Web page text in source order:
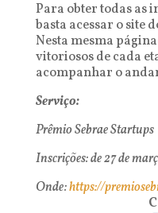
Para obter todas as
basta acessar o site
Nesta mesma
vitoriosos de cada
acompanhar o
Serviço:
Prêmio Sebrae Startups
Inscrições: de 27 de
Onde:https://